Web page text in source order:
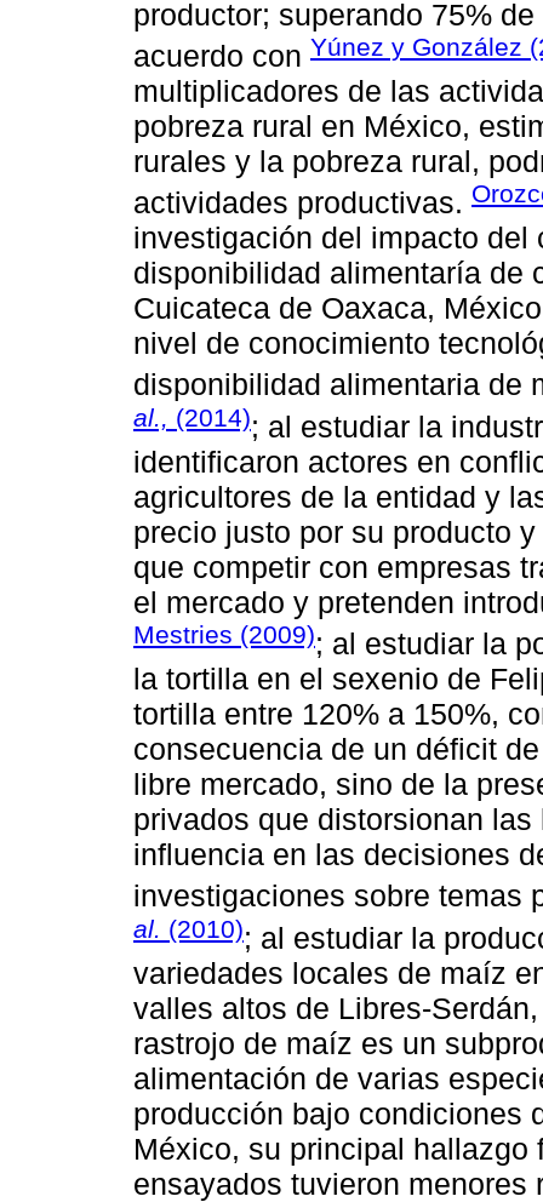
productor; superando 75%
acuerdo con Yúnez y González
multiplicadores de las
pobreza rural en México,
rurales y la pobreza rural,
actividades productivas.
investigación del impacto
disponibilidad alimentaría de
Cuicateca de Oaxaca,
nivel de conocimiento
disponibilidad alimentaria de
al., (2014); al estudiar la
identificaron actores en
agricultores de la entidad y
precio justo por su producto
que competir con empresas
el mercado y pretenden
Mestries (2009); al estudiar la
la tortilla en el sexenio de
tortilla entre 120% a 150%,
consecuencia de un déficit
libre mercado, sino de la
privados que distorsionan
influencia en las decisiones
investigaciones sobre temas
al. (2010); al estudiar la
variedades locales de maíz
valles altos de Libres-
rastrojo de maíz es un
alimentación de varias
producción bajo condiciones
México, su principal
ensayados tuvieron menores